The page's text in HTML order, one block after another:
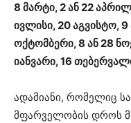
8 მარტი, 2 ან 22
ივლისი, 20 აგვისტო, 9
ოქტომბერი, 8 ან 28
იანვარი, 16
ადამიანი, რომელიც
მფარველობის დროს